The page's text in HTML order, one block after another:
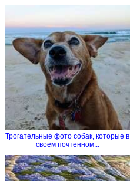
Трогательные фото собак, которые в
своем почтенном...